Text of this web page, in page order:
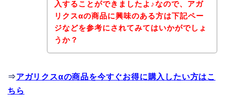
入することができましたよ♪なので、アガ
リクスαの商品に興味のある方は下記ペー
ジなどを参考にされてみてはいかがでしょ
うか？
⇒アガリクスαの商品を今すぐお得に購入したい方はこ
ちら